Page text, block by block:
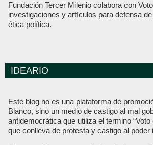
Fundación Tercer Milenio colabora con
investigaciones y artículos para defensa
ética política.
IDEARIO
Este blog no es una plataforma de
Blanco, sino un medio de castigo al mal
antidemocrática que utiliza el termino “Voto
que conlleva de protesta y castigo al poder